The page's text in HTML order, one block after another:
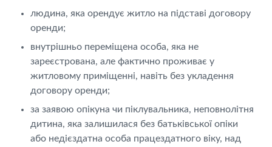
людина, яка орендує житло на підставі договору
оренди;
внутрішньо переміщена особа, яка не
зареєстрована, але фактично проживає у
житловому приміщенні, навіть без укладення
договору оренди;
за заявою опікуна чи піклувальника, неповнолітня
дитина, яка залишилася без батьківської опіки
або недієздатна особа працездатного віку, над